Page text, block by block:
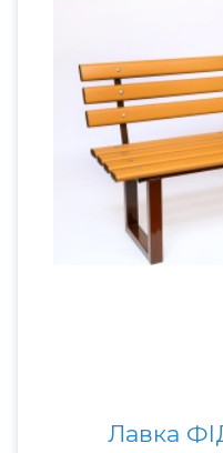
Лавка